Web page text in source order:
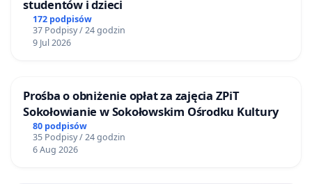
studentów i dzieci
172 podpisów
37 Podpisy / 24 godzin
9 Jul 2026
Prośba o obniżenie opłat za zajęcia ZPiT
Sokołowianie w Sokołowskim Ośrodku Kultury
80 podpisów
35 Podpisy / 24 godzin
6 Aug 2026